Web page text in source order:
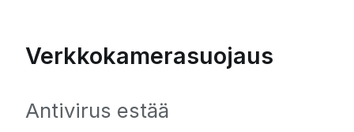
Verkkokamerasuojaus
Antivirus estää